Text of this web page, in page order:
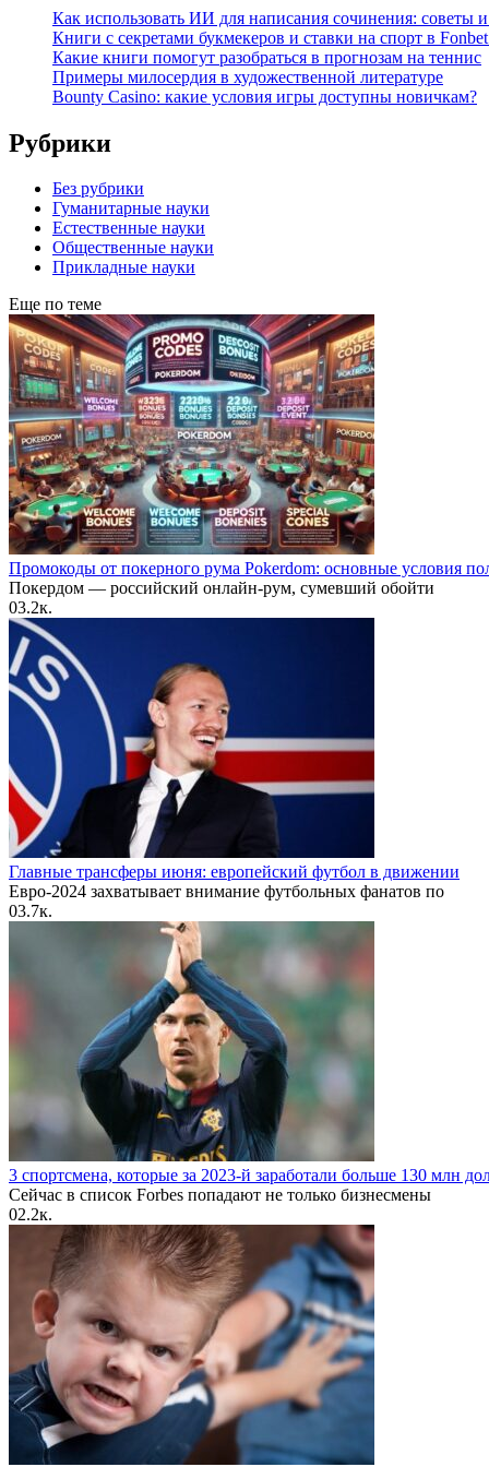
Как использовать ИИ для написания сочинения: советы
Книги с секретами букмекеров и ставки на спорт в
Какие книги помогут разобраться в прогнозам на теннис
Примеры милосердия в художественной литературе
Bounty Casino: какие условия игры доступны новичкам?
Рубрики
Без рубрики
Гуманитарные науки
Естественные науки
Общественные науки
Прикладные науки
Еще по теме
Промокоды от покерного рума Pokerdom: основные условия
Покердом — российский онлайн-рум, сумевший обойти
03.2к.
Главные трансферы июня: европейский футбол в движении
Евро-2024 захватывает внимание футбольных фанатов по
03.7к.
3 спортсмена, которые за 2023-й заработали больше 130 млн
Сейчас в список Forbes попадают не только бизнесмены
02.2к.